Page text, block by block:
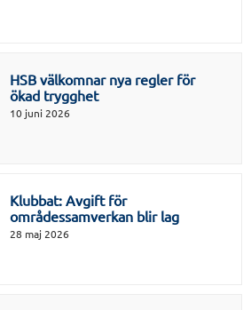
HSB välkomnar nya regler för
ökad trygghet
10 juni 2026
Klubbat: Avgift för
områdessamverkan blir lag
28 maj 2026